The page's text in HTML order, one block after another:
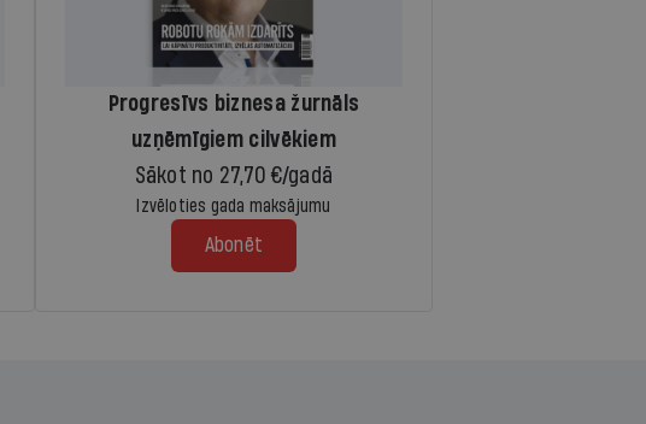
Progresīvs biznesa žurnāls
uzņēmīgiem cilvēkiem
Sākot no 27,70 €/gadā
Izvēloties gada maksājumu
Abonēt